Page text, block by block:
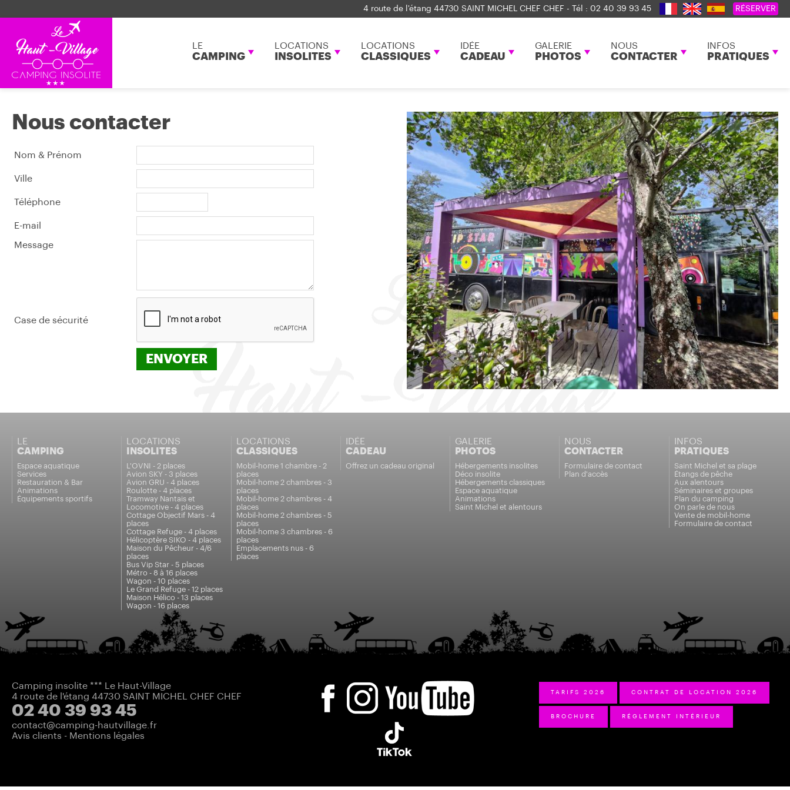
4 route de l'étang 44730 SAINT MICHEL CHEF CHEF - Tél : 02 40 39 93 45 RÉSERVER
LE
CAMPING
LOCATIONS
INSOLITES
LOCATIONS
CLASSIQUES
IDÉE
CADEAU
GALERIE
PHOTOS
NOUS
CONTACTER
INFOS
PRATIQUES
Nous contacter
Nom & Prénom
Ville
Téléphone
E-mail
Message
Case de sécurité
LE
CAMPING
Espace aquatique
Services
Restauration & Bar
Animations
Équipements sportifs
LOCATIONS
INSOLITES
L'OVNI - 2 places
Avion SKY - 3 places
Avion GRU - 4 places
Roulotte - 4 places
Tramway Nantais et
Locomotive - 4 places
Cottage Objectif Mars - 4
places
Cottage Refuge - 4 places
Hélicoptère SIKO - 4 places
Maison du Pêcheur - 4/6
places
Bus Vip Star - 5 places
Métro - 8 à 16 places
Wagon - 10 places
Le Grand Refuge - 12 places
Maison Hélico - 13 places
Wagon - 16 places
LOCATIONS
CLASSIQUES
Mobil-home 1 chambre - 2
places
Mobil-home 2 chambres - 3
places
Mobil-home 2 chambres - 4
places
Mobil-home 2 chambres - 5
places
Mobil-home 3 chambres - 6
places
Emplacements nus - 6
places
IDÉE
CADEAU
Offrez un cadeau original
GALERIE
PHOTOS
Hébergements insolites
Déco insolite
Hébergements classiques
Espace aquatique
Animations
Saint Michel et alentours
NOUS
CONTACTER
Formulaire de contact
Plan d'accès
INFOS
PRATIQUES
Saint Michel et sa plage
Étangs de pêche
Aux alentours
Séminaires et groupes
Plan du camping
On parle de nous
Vente de mobil-home
Formulaire de contact
Camping insolite *** Le Haut-Village
4 route de l'étang 44730 SAINT MICHEL CHEF CHEF
02 40 39 93 45
contact@camping-hautvillage.fr
Avis clients - Mentions légales
TARIFS 2026 CONTRAT DE LOCATION 2026
BROCHURE RÉGLEMENT INTÉRIEUR